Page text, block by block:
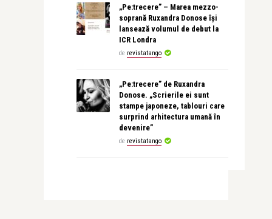
„Pe:trecere” – Marea mezzo-
soprană Ruxandra Donose își
lansează volumul de debut la
ICR Londra
de revistatango
„Pe:trecere” de Ruxandra
Donose. „Scrierile ei sunt
stampe japoneze, tablouri care
surprind arhitectura umană în
devenire”
de revistatango